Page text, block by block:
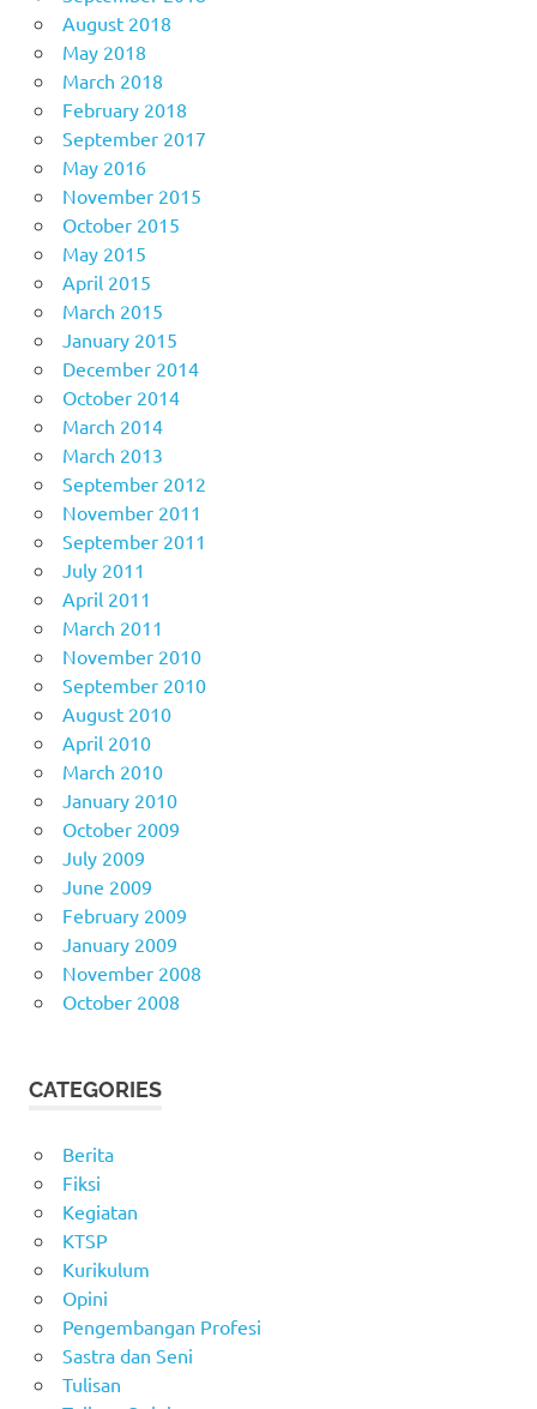
August 2018
May 2018
March 2018
February 2018
September 2017
May 2016
November 2015
October 2015
May 2015
April 2015
March 2015
January 2015
December 2014
October 2014
March 2014
March 2013
September 2012
November 2011
September 2011
July 2011
April 2011
March 2011
November 2010
September 2010
August 2010
April 2010
March 2010
January 2010
October 2009
July 2009
June 2009
February 2009
January 2009
November 2008
October 2008
CATEGORIES
Berita
Fiksi
Kegiatan
KTSP
Kurikulum
Opini
Pengembangan Profesi
Sastra dan Seni
Tulisan